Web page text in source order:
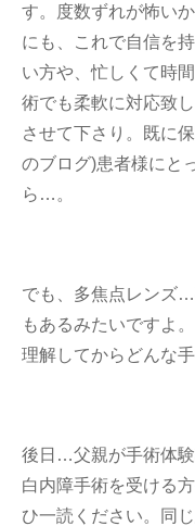
す。度数ずれが怖い
にも、これで自信を
い方や、忙しくて時
術でも柔軟に対応致
させて下さり。既に
のブログ)患者様にと
ら…。
でも、多焦点レンズ
もあるみたいですよ
理解してからどんな
後日…父親が手術体
白内障手術を受ける
ひ一読ください。同